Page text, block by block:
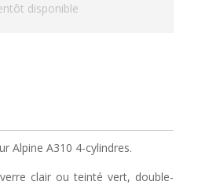
disponible
Alpine A310 4-cylindres.
clair ou teinté vert, double-